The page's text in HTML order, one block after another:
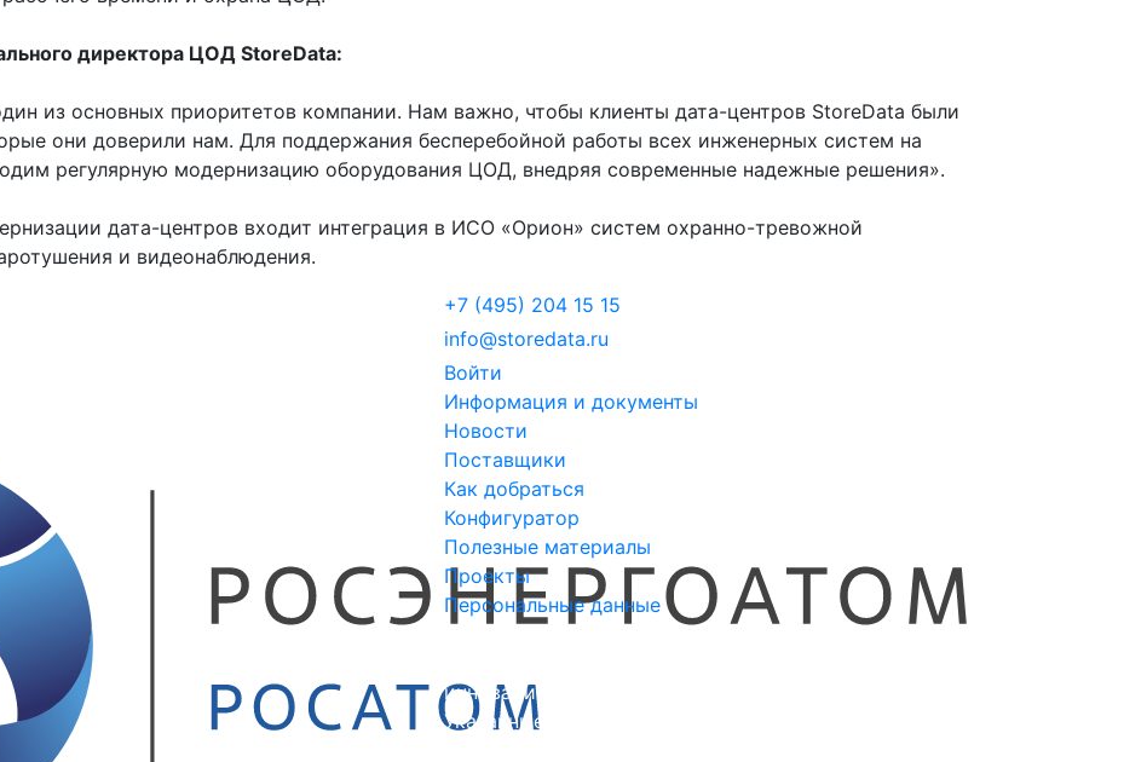
директора ЦОД StoreData:
из основных приоритетов компании. Нам важно, чтобы клиенты дата-центров StoreData были
они доверили нам. Для поддержания бесперебойной работы всех инженерных систем на
регулярную модернизацию оборудования ЦОД, внедряя современные надежные решения».
дата-центров входит интеграция в ИСО «Орион» систем охранно-тревожной
и видеонаблюдения.
+7 (495) 204 15 15
info@storedata.ru
Войти
Информация и документы
Новости
Поставщики
Как добраться
Конфигуратор
Полезные материалы
Проекты
Персональные данные
инновационный центр".
Указанные на сайте цены не являются публичной